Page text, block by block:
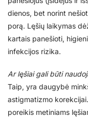
dienos, bet norint
porą. Lęšių laikymas
kartais panešioti,
infekcijos rizika.
Ar lęšiai gali būti
Taip, yra daugybė
astigmatizmo
poreikis metiniams